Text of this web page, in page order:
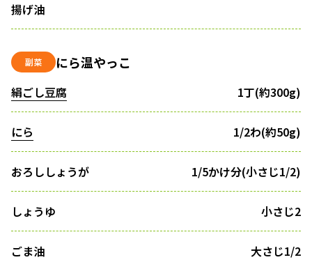
揚げ油
副菜 にら温やっこ
絹ごし豆腐 1丁(約300g)
にら 1/2わ(約50g)
おろししょうが 1/5かけ分(小さじ1/2)
しょうゆ 小さじ2
ごま油 大さじ1/2